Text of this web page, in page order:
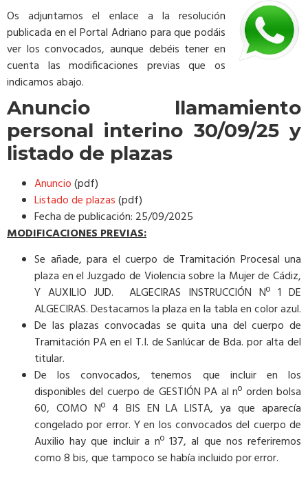
Os adjuntamos el enlace a la resolución
publicada en el Portal Adriano para que podáis
ver los convocados, aunque debéis tener en
cuenta las modificaciones previas que os
indicamos abajo.
Anuncio llamamiento
personal interino 30/09/25 y
listado de plazas
Anuncio(pdf)
Listado de plazas(pdf)
Fecha de publicación: 25/09/2025
MODIFICACIONES PREVIAS:
Se añade, para el cuerpo de Tramitación Procesal una
plaza en el Juzgado de Violencia sobre la Mujer de Cádiz,
Y AUXILIO JUD. ALGECIRAS INSTRUCCIÓN Nº 1 DE
ALGECIRAS. Destacamos la plaza en la tabla en color azul.
De las plazas convocadas se quita una del cuerpo de
Tramitación PA en el T.I. de Sanlúcar de Bda. por alta del
titular.
De los convocados, tenemos que incluir en los
disponibles del cuerpo de GESTIÓN PA al nº orden bolsa
60, COMO Nº 4 BIS EN LA LISTA, ya que aparecía
congelado por error. Y en los convocados del cuerpo de
Auxilio hay que incluir a nº 137, al que nos referiremos
como 8 bis, que tampoco se había incluido por error.